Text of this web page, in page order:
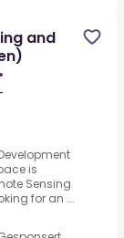
and
•
is
Sensing
for an ...